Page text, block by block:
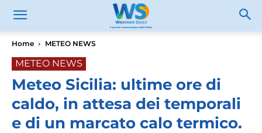
Home METEO NEWS
METEO NEWS
Meteo Sicilia: ultime ore di
caldo, in attesa dei temporali
e di un marcato calo termico.